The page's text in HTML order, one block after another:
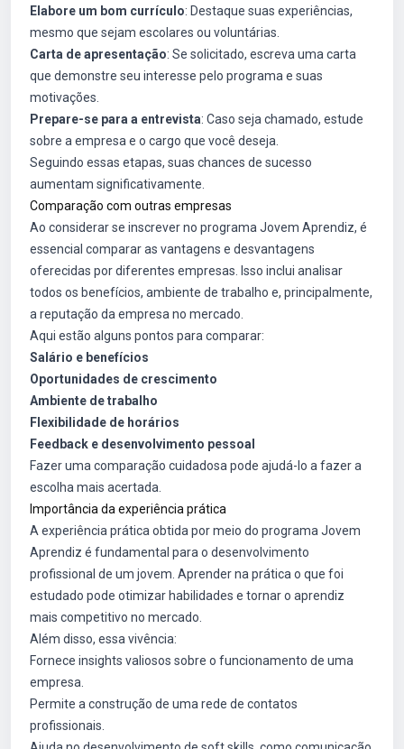
Elabore um bom currículo: Destaque suas experiências,
mesmo que sejam escolares ou voluntárias.
Carta de apresentação: Se solicitado, escreva uma carta
que demonstre seu interesse pelo programa e suas
motivações.
Prepare-se para a entrevista: Caso seja chamado, estude
sobre a empresa e o cargo que você deseja.
Seguindo essas etapas, suas chances de sucesso
aumentam significativamente.
Comparação com outras empresas
Ao considerar se inscrever no programa Jovem Aprendiz, é
essencial comparar as vantagens e desvantagens
oferecidas por diferentes empresas. Isso inclui analisar
todos os benefícios, ambiente de trabalho e, principalmente,
a reputação da empresa no mercado.
Aqui estão alguns pontos para comparar:
Salário e benefícios
Oportunidades de crescimento
Ambiente de trabalho
Flexibilidade de horários
Feedback e desenvolvimento pessoal
Fazer uma comparação cuidadosa pode ajudá-lo a fazer a
escolha mais acertada.
Importância da experiência prática
A experiência prática obtida por meio do programa Jovem
Aprendiz é fundamental para o desenvolvimento
profissional de um jovem. Aprender na prática o que foi
estudado pode otimizar habilidades e tornar o aprendiz
mais competitivo no mercado.
Além disso, essa vivência:
Fornece insights valiosos sobre o funcionamento de uma
empresa.
Permite a construção de uma rede de contatos
profissionais.